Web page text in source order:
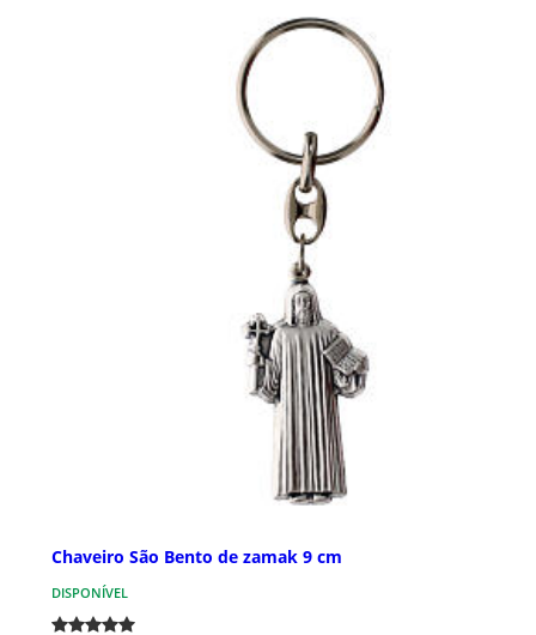
Chaveiro São Bento de zamak 9 cm
DISPONÍVEL